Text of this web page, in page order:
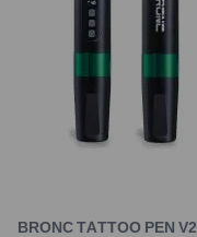
BRONC TATTOO PEN V2